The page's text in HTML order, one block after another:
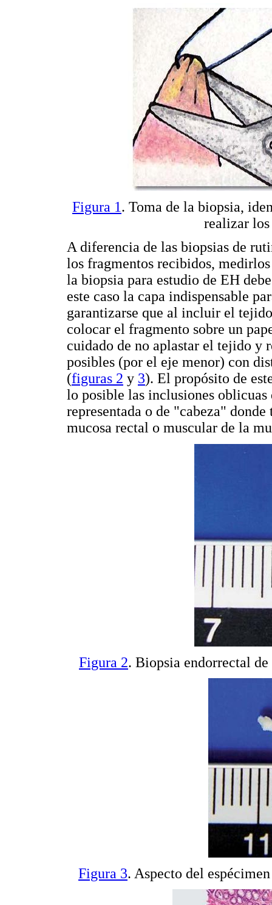
Figura 1. Toma de la biopsia,
realizar los
A diferencia de las biopsias de
los fragmentos recibidos,
la biopsia para estudio de EH
este caso la capa indispensable
garantizarse que al incluir el
colocar el fragmento sobre un
cuidado de no aplastar el tejido y
posibles (por el eje menor) con
(figuras 2 y 3). El propósito de
lo posible las inclusiones oblicuas
representada o de "cabeza"
mucosa rectal o muscular de la
Figura 2. Biopsia endorrectal
Figura 3. Aspecto del